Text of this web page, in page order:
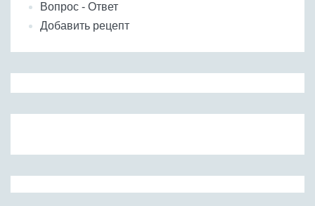
Вопрос - Ответ
Добавить рецепт